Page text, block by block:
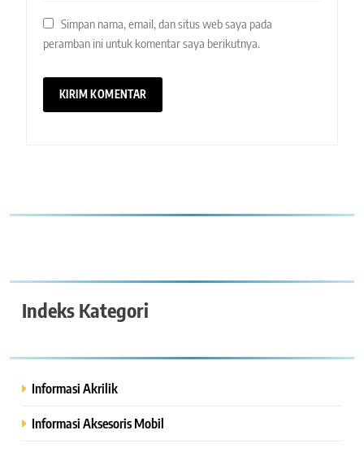
Simpan nama, email, dan situs web saya pada
peramban ini untuk komentar saya berikutnya.
Indeks Kategori
Informasi Akrilik
Informasi Aksesoris Mobil